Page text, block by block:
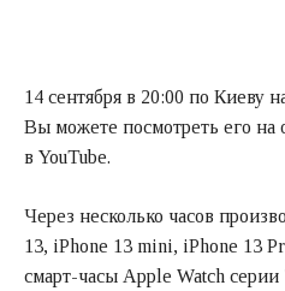
14 сентября в 20:00 по Киеву
Вы можете посмотреть его
в YouTube.
Через несколько часов
13, iPhone 13 mini, iPhone 13
смарт-часы Apple Watch